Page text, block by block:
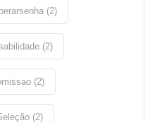
(2)
(2)
(2)
(2)